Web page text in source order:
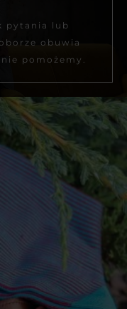
pytania lub
obuwia
pomożemy.